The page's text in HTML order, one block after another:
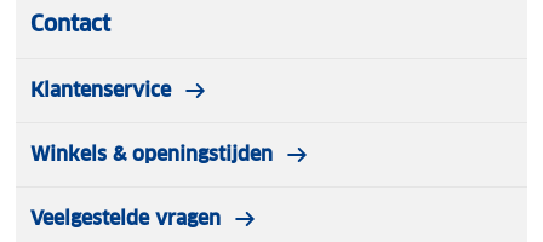
Contact
Klantenservice
Winkels & openingstijden
Veelgestelde vragen